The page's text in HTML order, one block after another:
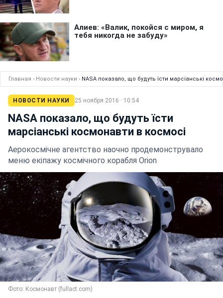
Главная › Новости науки › NASA показало, що будуть їсти марсіанські
НОВОСТИ НАУКИ 25 ноября 2016 · 10:54
NASA показало, що будуть їсти
марсіанські космонавти в космосі
Аерокосмічне агентство наочно продемонструвало
меню екіпажу космічного корабля Orion
Фото: Космонавт (fullact.com)